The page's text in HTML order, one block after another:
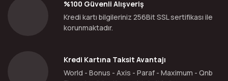
%100 Güvenli Alışveriş
Kredi kartı bilgileriniz 256Bit SSL sertifikası ile
korunmaktadır.
Kredi Kartına Taksit Avantajı
World - Bonus - Axis - Paraf - Maximum - Qnb